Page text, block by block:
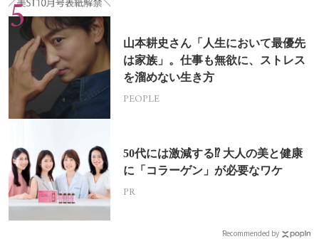
山本耕史さん「人生において最優先
は家族」。仕事も無欲に、ストレス
を溜めない生き方
PEOPLE
50代には激減する⁉ 大人の美と健康
に「コラーゲン」が必要なワケ
PR
Recommended by